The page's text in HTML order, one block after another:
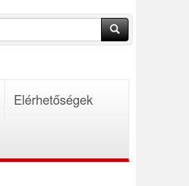
Keresés
Elérhetőségek